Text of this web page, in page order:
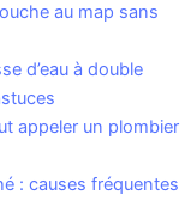
au map sans
d’eau à double
appeler un plombier
: causes fréquentes